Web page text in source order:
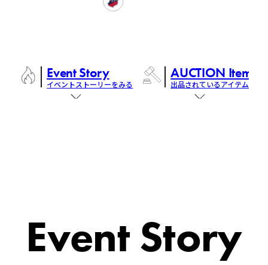
Event Story
イベントストーリーをみる
AUCTION Items
出品されているアイテム
Event Story